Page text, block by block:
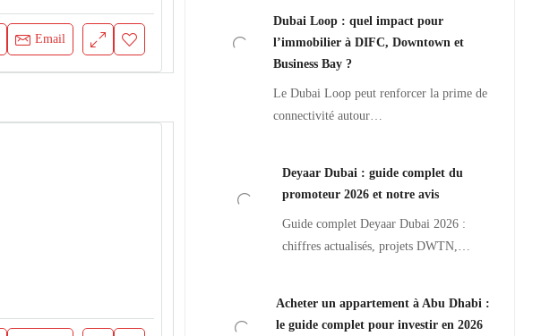
Email
Dubai Loop : quel impact pour
l’immobilier à DIFC, Downtown et
Business Bay ?
Le Dubai Loop peut renforcer la prime de
connectivité autour…
Deyaar Dubai : guide complet du
promoteur 2026 et notre avis
Guide complet Deyaar Dubai 2026 :
chiffres actualisés, projets DWTN,…
Acheter un appartement à Abu Dhabi :
le guide complet pour investir en 2026